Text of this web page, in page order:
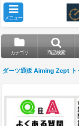
メニュー
カテゴリ 商品検索
ダーツ通販 Aiming Zept ト